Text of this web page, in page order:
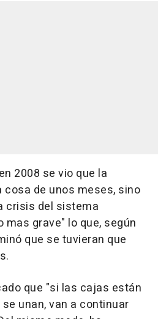
2008 se vio que la
cosa de unos meses, sino
crisis del sistema
grave" lo que, según
que se tuvieran que
que "si las cajas están
unan, van a continuar